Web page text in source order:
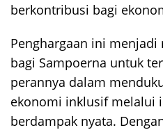
berkontribusi bagi
Penghargaan ini
bagi Sampoerna untuk
perannya dalam
ekonomi inklusif melalui
berdampak nyata.